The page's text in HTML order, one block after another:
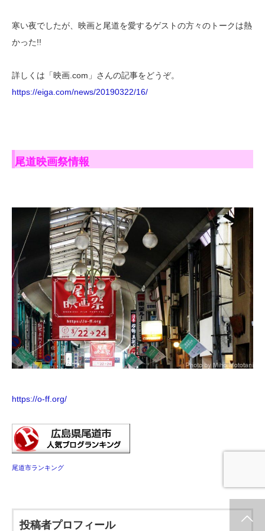
寒い夜でしたが、映画と尾道を愛するゲストの方々のトークは熱
かった!!
詳しくは「映画.com」さんの記事をどうぞ。
https://eiga.com/news/20190322/16/
尾道映画祭情報
https://o-ff.org/
尾道市ランキング
投稿者プロフィール
ホーム 新着情報 お問合せ